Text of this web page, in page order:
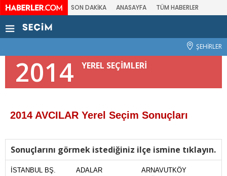
SON DAKİKA ANASAYFA TÜM HABERLER
ŞEHİRLER
2014 YEREL SEÇİMLERİ
2014 AVCILAR Yerel Seçim Sonuçları
Sonuçlarını görmek istediğiniz ilçe ismine tıklayın.
İSTANBUL BŞ. ADALAR
ARNAVUTKÖY